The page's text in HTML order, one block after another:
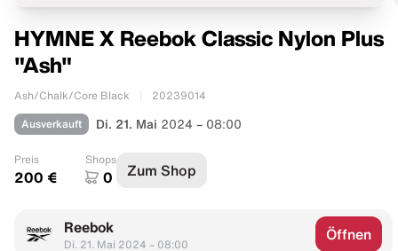
HYMNE X Reebok Classic Nylon Plus
"Ash"
Ash/Chalk/Core Black 20239014
Ausverkauft Di. 21. Mai 2024 – 08:00
Preis
200 €
Shops
0 Zum Shop
Reebok
Di. 21. Mai 2024 – 08:00
Öffnen